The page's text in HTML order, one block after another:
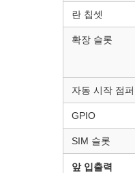
란 칩셋
확장 슬롯
자동 시작 점퍼
GPIO
SIM 슬롯
앞 입출력